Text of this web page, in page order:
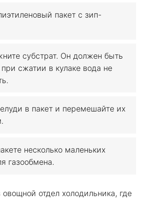
пакет с зип-
субстрат. Он должен быть
сжатии в кулаке вода не
в пакет и перемешайте их
несколько маленьких
газообмена.
отдел холодильника, где